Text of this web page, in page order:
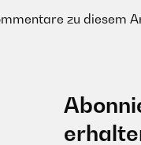
zu diesem